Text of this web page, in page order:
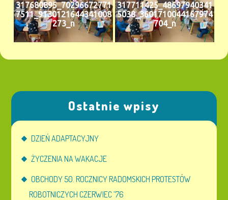
317680895_70296672771
7511_9130121644341008
273_n
317711425_48697940341
5038_3601710044167974
704_n
Ostatnie wpisy
DZIEŃ ADAPTACYJNY
ŻYCZENIA NA WAKACJE
OBCHODY 50. ROCZNICY RADOMSKICH PROTESTÓW
ROBOTNICZYCH CZERWIEC ’76